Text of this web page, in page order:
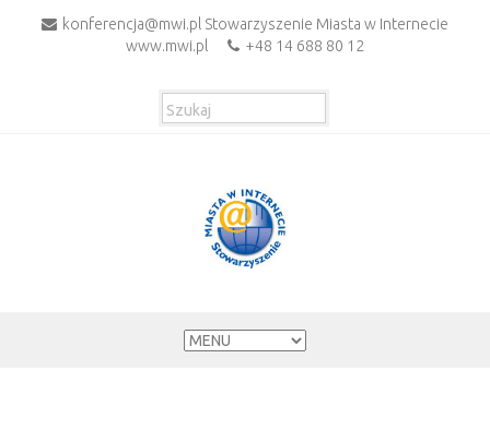
konferencja@mwi.pl Stowarzyszenie Miasta w Internecie
www.mwi.pl
+48 14 688 80 12